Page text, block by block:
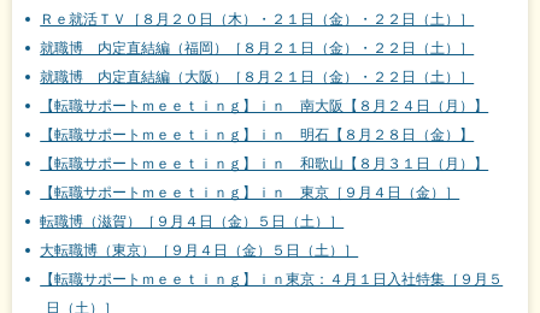
Ｒｅ就活ＴＶ［８月２０日（木）・２１日（金）・２２日（土）］
就職博 内定直結編（福岡）［８月２１日（金）・２２日（土）］
就職博 内定直結編（大阪）［８月２１日（金）・２２日（土）］
【転職サポートｍｅｅｔｉｎｇ】ｉｎ 南大阪【８月２４日（月）】
【転職サポートｍｅｅｔｉｎｇ】ｉｎ 明石【８月２８日（金）】
【転職サポートｍｅｅｔｉｎｇ】ｉｎ 和歌山【８月３１日（月）】
【転職サポートｍｅｅｔｉｎｇ】ｉｎ 東京［９月４日（金）］
転職博（滋賀）［９月４日（金）５日（土）］
大転職博（東京）［９月４日（金）５日（土）］
【転職サポートｍｅｅｔｉｎｇ】ｉｎ東京：４月１日入社特集［９月５
日（土）］